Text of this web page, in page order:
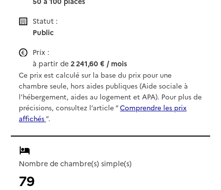
Statut :
Public
Prix :
à partir de2 241,60 € / mois
Ce prix est calculé sur la base du prix pour une
chambre seule, hors aides publiques (Aide sociale à
l’hébergement, aides au logement et APA). Pour plus de
précisions, consultez l’article “Comprendre les prix
affichés”.
Nombre de chambre(s) simple(s)
79